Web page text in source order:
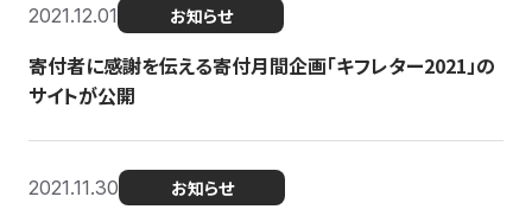
2021.12.01 お知らせ
寄付者に感謝を伝える寄付月間企画「キフレター2021」の
サイトが公開
2021.11.30 お知らせ